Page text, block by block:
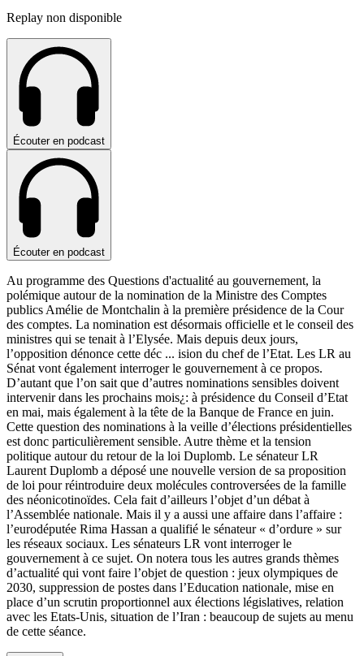
Replay non disponible
Écouter en podcast
Écouter en podcast
Au programme des Questions d'actualité au gouvernement, la
polémique autour de la nomination de la Ministre des Comptes
publics Amélie de Montchalin à la première présidence de la Cour
des comptes. La nomination est désormais officielle et le conseil des
ministres qui se tenait à l’Elysée. Mais depuis deux jours,
l’opposition dénonce cette déc ... ision du chef de l’Etat. Les LR au
Sénat vont également interroger le gouvernement à ce propos.
D’autant que l’on sait que d’autres nominations sensibles doivent
intervenir dans les prochains mois¿: à présidence du Conseil d’Etat
en mai, mais également à la tête de la Banque de France en juin.
Cette question des nominations à la veille d’élections présidentielles
est donc particulièrement sensible. Autre thème et la tension
politique autour du retour de la loi Duplomb. Le sénateur LR
Laurent Duplomb a déposé une nouvelle version de sa proposition
de loi pour réintroduire deux molécules controversées de la famille
des néonicotinoïdes. Cela fait d’ailleurs l’objet d’un débat à
l’Assemblée nationale. Mais il y a aussi une affaire dans l’affaire :
l’eurodéputée Rima Hassan a qualifié le sénateur « d’ordure » sur
les réseaux sociaux. Les sénateurs LR vont interroger le
gouvernement à ce sujet. On notera tous les autres grands thèmes
d’actualité qui vont faire l’objet de question : jeux olympiques de
2030, suppression de postes dans l’Education nationale, mise en
place d’un scrutin proportionnel aux élections législatives, relation
avec les Etats-Unis, situation de l’Iran : beaucoup de sujets au menu
de cette séance.